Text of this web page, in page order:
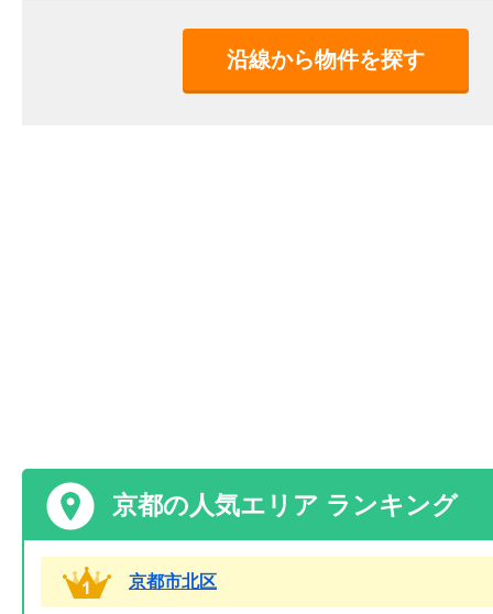
沿線から物件を探す
京都の人気エリア ランキング
京都市北区